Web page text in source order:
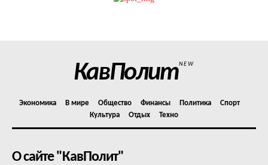
Контакты
КавПолитNEW
Экономика В мире Общество Финансы Политика
Спорт
Культура
Отдых Техно
О сайте "КавПолит"